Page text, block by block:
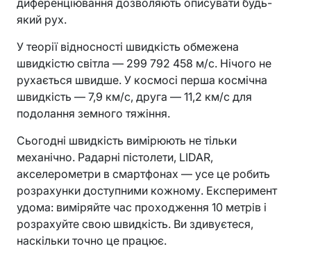
диференціювання дозволяють описувати будь-
який рух.
У теорії відносності швидкість обмежена
швидкістю світла — 299 792 458 м/с. Нічого не
рухається швидше. У космосі перша космічна
швидкість — 7,9 км/с, друга — 11,2 км/с для
подолання земного тяжіння.
Сьогодні швидкість вимірюють не тільки
механічно. Радарні пістолети, LIDAR,
акселерометри в смартфонах — усе це робить
розрахунки доступними кожному. Експеримент
удома: виміряйте час проходження 10 метрів і
розрахуйте свою швидкість. Ви здивуєтеся,
наскільки точно це працює.